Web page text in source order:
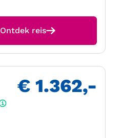
Ontdek reis
€ 1.362,-